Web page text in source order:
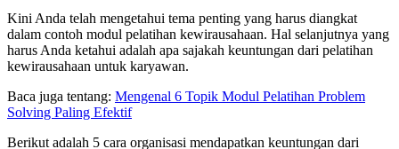
Kini Anda telah mengetahui tema penting yang harus diangkat
dalam contoh modul pelatihan kewirausahaan. Hal selanjutnya yang
harus Anda ketahui adalah apa sajakah keuntungan dari pelatihan
kewirausahaan untuk karyawan.
Baca juga tentang: Mengenal 6 Topik Modul Pelatihan Problem
Solving Paling Efektif
Berikut adalah 5 cara organisasi mendapatkan keuntungan dari